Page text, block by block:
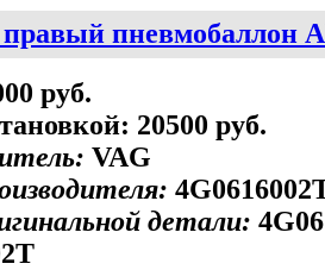
пневмобаллон
руб.
20500 руб.
VAG
детали: